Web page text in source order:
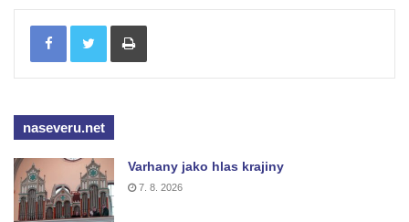
Křížová cesta Římov – XIV. kaple – U
Kaifáše (U Děvečky)
Křížová cesta Římov – XIII. kaple – U
Křížová cesta Římov – XII. kaple – Vodní
brána
Křížová cesta Římov – XI. kaple – Ježíš
haněn a tupen
Tisknout
naseveru.net
Varhany jako hlas krajiny
7. 8. 2026